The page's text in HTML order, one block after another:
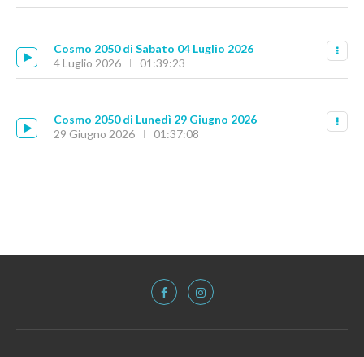
Cosmo 2050 di Sabato 04 Luglio 2026
4 Luglio 2026
01:39:23
Cosmo 2050 di Lunedì 29 Giugno 2026
29 Giugno 2026
01:37:08